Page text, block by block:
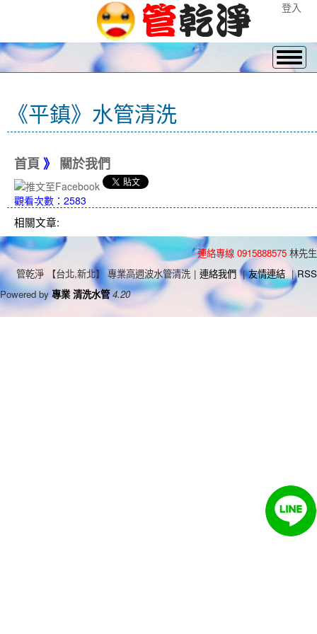
登入
《平鎮》水管清洗
首頁 》 關於我們
觀看次數：2583
相關文章:
連絡專線 0915888575 林先生
管乾淨 【台北,新北】 專業高週波水管清洗 | 連絡我們 | 友情連結 | RSS
Powered by 專業 清洗水管 4.20